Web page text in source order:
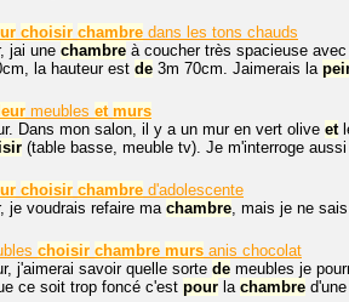
choisir chambre dans les tons chauds
jai une chambre à coucher très spacieuse
la hauteur est de 3m 70cm. Jaimerais la
meubles et murs
Dans mon salon, il y a un mur en vert olive et
(table basse, meuble tv). Je m'interroge aussi
choisir chambre d'adolescente
je voudrais refaire ma chambre, mais je ne
choisir chambre murs anis chocolat
j'aimerai savoir quelle sorte de meubles je
ce soit trop foncé c'est pour la chambre